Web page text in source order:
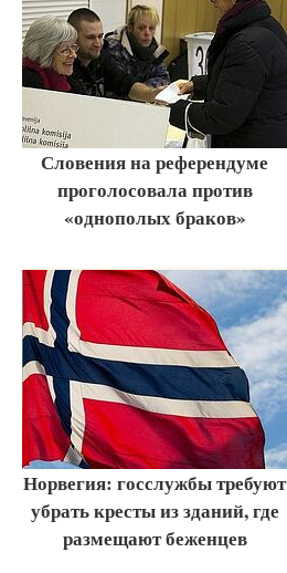
Словения на референдуме
проголосовала против
«однополых браков»
Норвегия: госслужбы требуют
убрать кресты из зданий, где
размещают беженцев